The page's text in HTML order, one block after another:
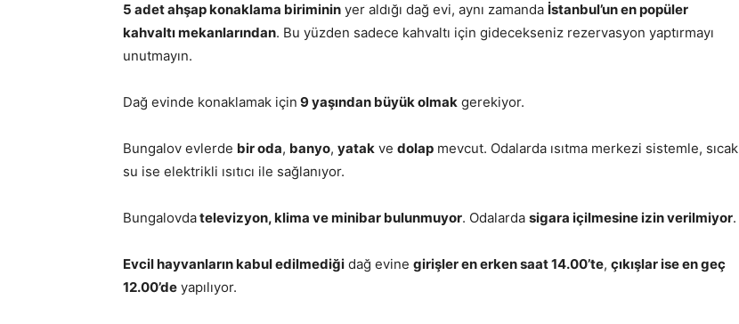
5 adet ahşap konaklama biriminin yer aldığı dağ evi, aynı zamanda İstanbul’un en popüler
kahvaltı mekanlarından. Bu yüzden sadece kahvaltı için gidecekseniz rezervasyon yaptırmayı
unutmayın.
Dağ evinde konaklamak için 9 yaşından büyük olmak gerekiyor.
Bungalov evlerde bir oda, banyo, yatak ve dolap mevcut. Odalarda ısıtma merkezi sistemle, sıcak
su ise elektrikli ısıtıcı ile sağlanıyor.
Bungalovdatelevizyon, klima ve minibar bulunmuyor. Odalarda sigara içilmesine izin verilmiyor.
Evcil hayvanların kabul edilmediği dağ evine girişler en erken saat 14.00’te, çıkışlar ise en geç
12.00’de yapılıyor.